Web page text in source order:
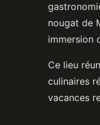
nougat de
immersion
Ce lieu
culinaires
vacances